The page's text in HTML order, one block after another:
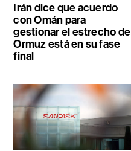
Irán dice que acuerdo
con Omán para
gestionar el estrecho de
Ormuz está en su fase
final